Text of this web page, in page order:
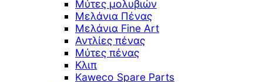
Μύτες μολυβιών
Μελάνια Πένας
Μελάνια Fine Art
Αντλίες πένας
Μύτες πένας
Κλιπ
Kaweco Spare Parts